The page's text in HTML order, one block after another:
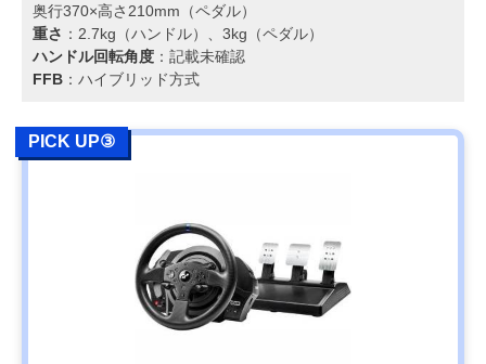
奥行370×高さ210mm（ペダル）
重さ ：2.7kg（ハンドル）、3kg（ペダル）
ハンドル回転角度 ：記載未確認
FFB ：ハイブリッド方式
PICK UP③